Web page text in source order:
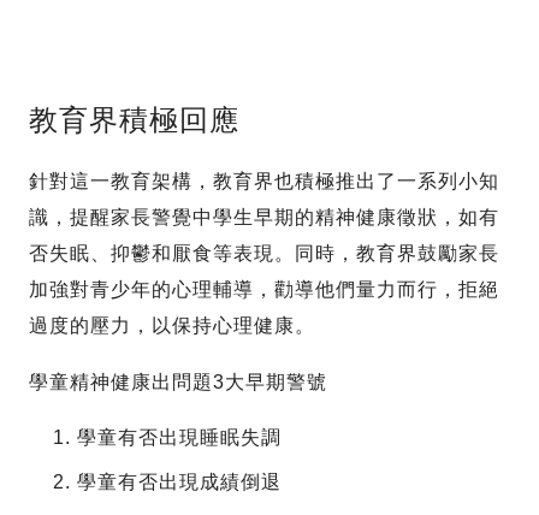
教育界積極回應
針對這一教育架構，教育界也積極推出了一系列小知
識，提醒家長警覺中學生早期的精神健康徵狀，如有
否失眠、抑鬱和厭食等表現。同時，教育界鼓勵家長
加強對青少年的心理輔導，勸導他們量力而行，拒絕
過度的壓力，以保持心理健康。
學童精神健康出問題3大早期警號
學童有否出現睡眠失調
學童有否出現成績倒退